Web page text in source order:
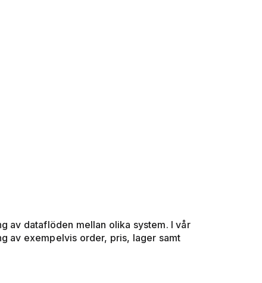
av dataflöden mellan olika system. I vår
av exempelvis order, pris, lager samt